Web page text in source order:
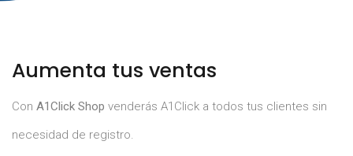
Aumenta tus ventas
Con A1Click Shop venderás A1Click a todos tus clientes sin
necesidad de registro.